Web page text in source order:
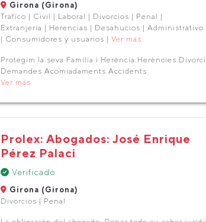
Girona (Girona)
Tráfico | Civil | Laboral | Divorcios | Penal |
Extranjería | Herencias | Desahucios | Administrativo
| Consumidores y usuarios | Ver más
Protegim la seva Família i Herència.Herències
Demandes Acomiadaments Accidents
Ver más
Prolex: Abogados: José Enrique
Pérez Palaci
Verificado
Girona (Girona)
Divorcios | Penal